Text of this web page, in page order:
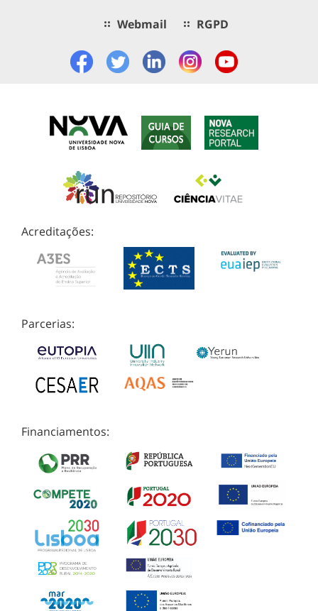
Webmail RGPD
Acreditações:
Parcerias:
Financiamentos: